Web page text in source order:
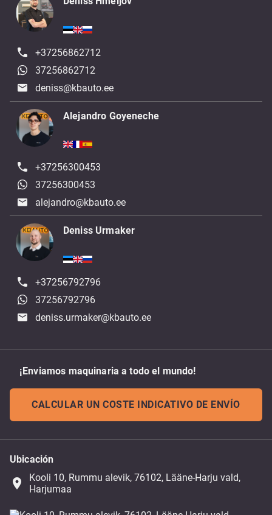
+37256862712
37256862712
deniss@kbauto.ee
Alejandro Goyeneche
+37256300453
37256300453
alejandro@kbauto.ee
Deniss Urmaker
+37256792796
37256792796
deniss.urmaker@kbauto.ee
¡Enviamos maquinaria a todo el mundo!
CALCULAR UN COSTE INDICATIVO DE ENVÍO
Ubicación
place
Kooli 10, Rummu alevik, 76102, Lääne-Harju vald,
Harjumaa